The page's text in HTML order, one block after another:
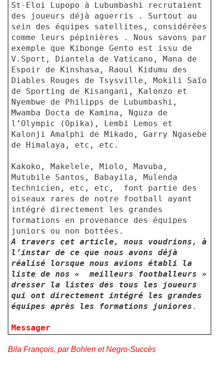
St-Eloi Lupopo à Lubumbashi recrutaient
des joueurs déjà aguerris . Surtout au
sein des équipes satellites, considérées
comme leurs pépinières . Nous savons par
exemple que Kibonge Gento est issu de
V.Sport, Diantela de Vaticano, Mana de
Espoir de Kinshasa, Raoul Kidumu des
Diables Rouges de Tsysville, Mokili Saïo
de Sporting de Kisangani, Kalonzo et
Nyembwe de Philipps de Lubumbashi,
Mwamba Docta de Kamina, Nguza de
l’Olympic (Opika), Lembi Lemos et
Kalonji Amalphi de Mikado, Garry Ngasebe
de Himalaya, etc, etc.
Kakoko, Makelele, Miolo, Mavuba,
Mutubile Santos, Babayila, Mulenda
technicien, etc, etc,
font partie des
oiseaux rares de notre football ayant
intégré directement les grandes
formations en provenance des équipes
juniors ou non bottées.
A travers cet article, nous voudrions, à
l’instar de ce que nous avons déjà
réalisé lorsque nous avions établi la
liste de nos « meilleurs footballeurs »
dresser la listes des tous les joueurs
qui ont directement intégré les grandes
équipes après les formations juniores .
Messager
Bila François, par Bohlen et Negro-Succès